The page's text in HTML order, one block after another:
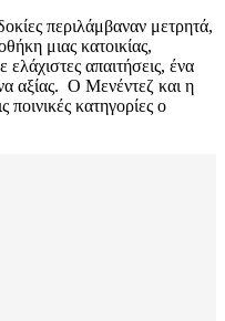
περιλάμβαναν μετρητά,
μιας κατοικίας,
απαιτήσεις, ένα
αξίας. Ο Μενέντεζ και η
ποινικές κατηγορίες ο